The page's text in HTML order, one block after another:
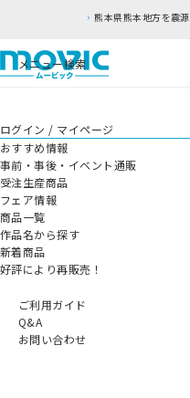
熊本県熊本地方を震源と
メニュー検索
ログイン / マイページ
おすすめ情報
事前・事後・イベント通販
受注生産商品
フェア情報
商品一覧
作品名から探す
新着商品
好評により再販売！
ご利用ガイド
Q&A
お問い合わせ